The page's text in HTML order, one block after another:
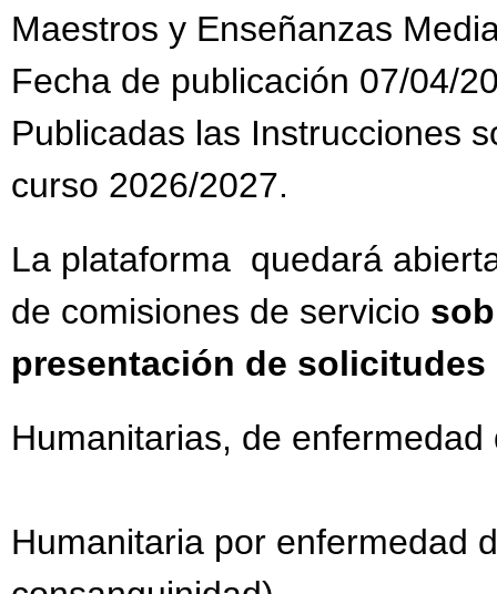
Maestros y Enseñanzas
Fecha de publicación 07/04/
Publicadas las Instrucciones
curso 2026/2027.
La plataforma quedará
de comisiones de servicio
presentación de solicitudes
Humanitarias, de
Humanitaria por enfermedad